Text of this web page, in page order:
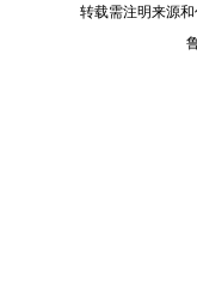
转载需注明来源